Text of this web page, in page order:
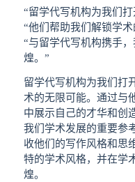
“留学代写机构为我们
“他们帮助我们解锁学
“与留学代写机构携手
煌。”
留学代写机构为我们打
术的无限可能。通过与
中展示自己的才华和创
我们学术发展的重要参
收他们的写作风格和思
特的学术风格，并在学
煌。